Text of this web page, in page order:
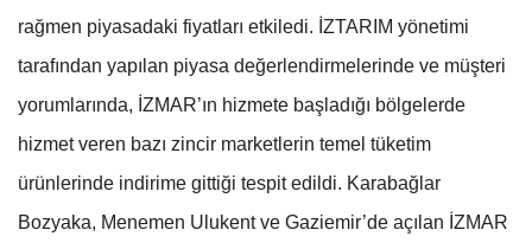
rağmen piyasadaki fiyatları etkiledi. İZTARIM yönetimi
tarafından yapılan piyasa değerlendirmelerinde ve müşteri
yorumlarında, İZMAR’ın hizmete başladığı bölgelerde
hizmet veren bazı zincir marketlerin temel tüketim
ürünlerinde indirime gittiği tespit edildi. Karabağlar
Bozyaka, Menemen Ulukent ve Gaziemir’de açılan İZMAR